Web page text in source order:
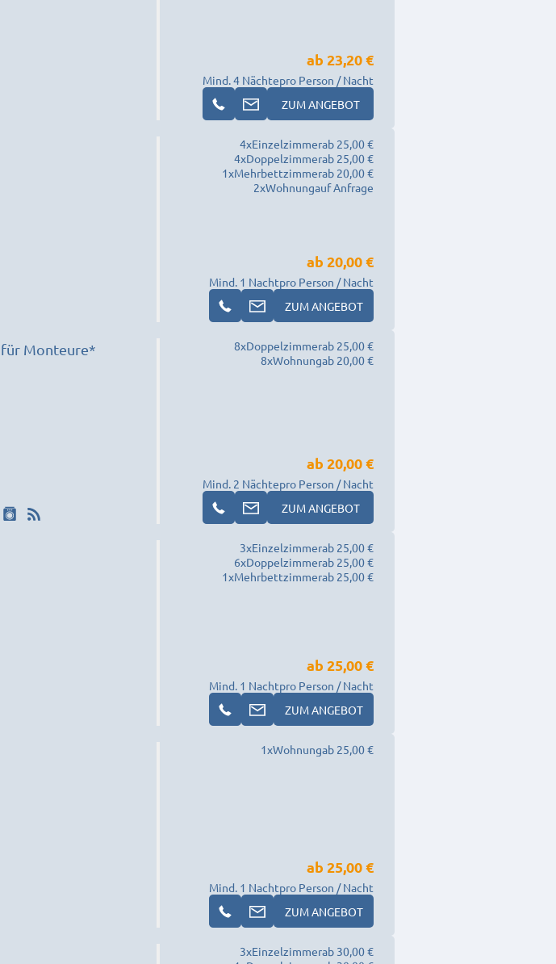
Mind. 4 Nächte
ab 23,20 €
pro Person / Nacht
ZUM ANGEBOT
4xEinzelzimmerab 25,00 €
4xDoppelzimmerab 25,00 €
1xMehrbettzimmerab 20,00 €
2xWohnungauf Anfrage
Mind. 1 Nacht
ab 20,00 €
pro Person / Nacht
ZUM ANGEBOT
für Monteure* 8xDoppelzimmerab 25,00 €
8xWohnungab 20,00 €
Mind. 2 Nächte
ab 20,00 €
pro Person / Nacht
ZUM ANGEBOT
3xEinzelzimmerab 25,00 €
6xDoppelzimmerab 25,00 €
1xMehrbettzimmerab 25,00 €
Mind. 1 Nacht
ab 25,00 €
pro Person / Nacht
ZUM ANGEBOT
1xWohnungab 25,00 €
Mind. 1 Nacht
ab 25,00 €
pro Person / Nacht
ZUM ANGEBOT
3xEinzelzimmerab 30,00 €